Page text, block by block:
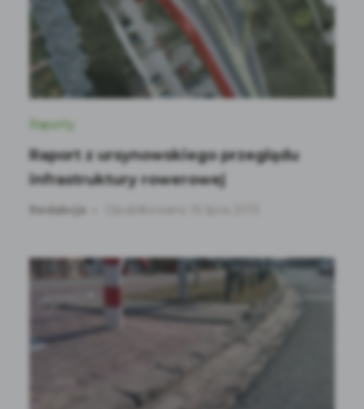
Raporty
Raport z ursynowskiego przeglądu
infrastruktury rowerowej
Redakcja